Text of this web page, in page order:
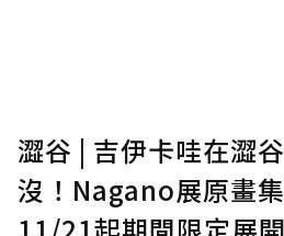
澀谷 | 吉伊卡哇在澀
沒！Nagano展原畫